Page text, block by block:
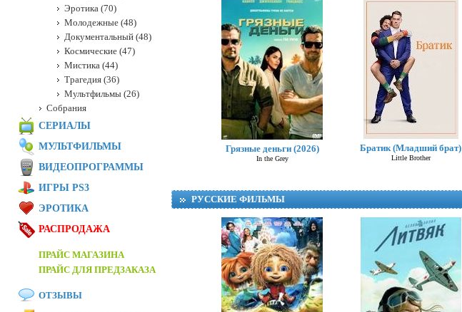
Грязные деньги (2026)
In the Grey
Братик (Младший брат)
Little Brother
РУССКИЕ ФИЛЬМЫ
Эротика (70)
Молодежные (48)
Документальный (48)
Космические (47)
Мистика (44)
Трагедия (36)
Мультфильмы (26)
Собрания
СЕРИАЛЫ
МУЛЬТФИЛЬМЫ
ВИДЕОПРОГРАММЫ
ИГРЫ PS3
ЭРОТИКА
РАСПРОДАЖА
ПРАЙС МАГАЗИНА
ПРАЙС ДЛЯ ПРЕДЗАКАЗА
ОТЗЫВЫ